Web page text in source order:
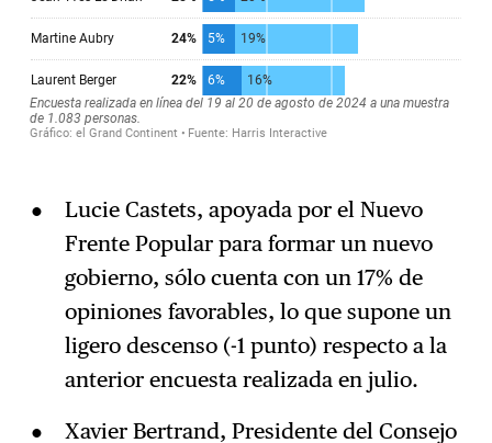
Lucie Castets, apoyada por el Nuevo
Frente Popular para formar un nuevo
gobierno, sólo cuenta con un 17% de
opiniones favorables, lo que supone un
ligero descenso (-1 punto) respecto a la
anterior encuesta realizada en julio.
Xavier Bertrand, Presidente del Consejo